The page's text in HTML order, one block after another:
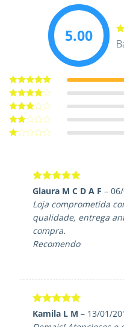
5.00
Avaliação5
de 5
Avaliação
4de 5
Avaliação
3de 5
Avaliação
Avaliação5
de 5
Glaura M C D A F–
Loja comprometida
qualidade, entrega
compra.
Recomendo
Avaliação5
Kamila L M– 13/01/